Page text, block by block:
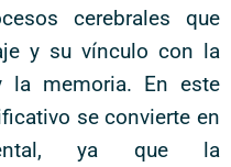
cerebrales que
y su vínculo con la
la memoria. En este
se convierte en
ya que la